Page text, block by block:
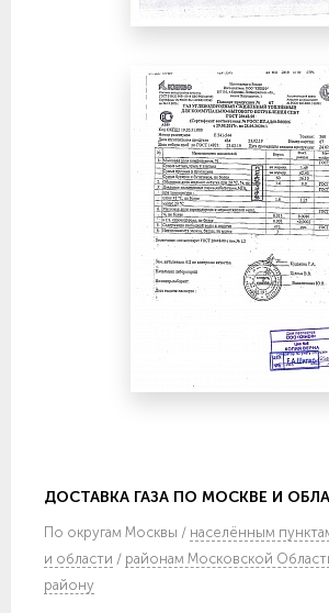
ДОСТАВКА ГАЗА ПО МОСКВЕ И
По округам Москвы / населённым
и области / районам Московской
району